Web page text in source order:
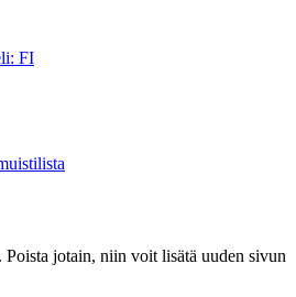
FI
jotain, niin voit lisätä uuden sivun